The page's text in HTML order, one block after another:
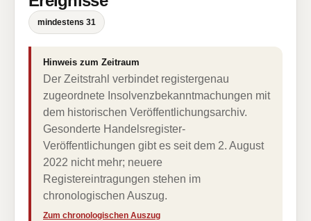
mindestens 31
Hinweis zum Zeitraum
Der Zeitstrahl verbindet registergenau
zugeordnete Insolvenzbekanntmachungen mit
dem historischen Veröffentlichungsarchiv.
Gesonderte Handelsregister-
Veröffentlichungen gibt es seit dem 2. August
2022 nicht mehr; neuere
Registereintragungen stehen im
chronologischen Auszug.
Zum chronologischen Auszug